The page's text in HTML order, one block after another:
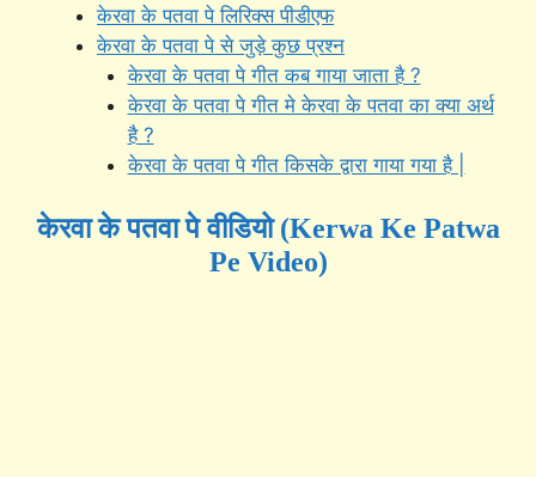
केरवा के पतवा पे लिरिक्स पीडीएफ
केरवा के पतवा पे से जुड़े कुछ प्रश्न
केरवा के पतवा पे गीत कब गाया जाता है ?
केरवा के पतवा पे गीत मे केरवा के पतवा का क्या अर्थ
है ?
केरवा के पतवा पे गीत किसके द्वारा गाया गया है |
केरवा के पतवा पे वीडियो (Kerwa Ke Patwa
Pe Video)